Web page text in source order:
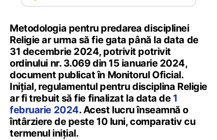
Metodologia pentru predarea disciplinei
Religie ar urma să fie gata până la data de
31 decembrie 2024, potrivit potrivit
ordinului nr. 3.069 din 15 ianuarie 2024,
document publicat în Monitorul Oficial.
Inițial, regulamentul pentru disciplina Religie
ar fi trebuit să fie finalizat la data de 1
februarie 2024. Acest lucru înseamnă o
întârziere de peste 10 luni, comparativ cu
termenul inițial.